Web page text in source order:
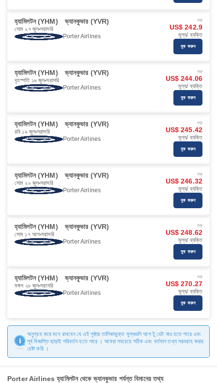
হ্যামিলটন (YHM) ভ্যানকুভার (YVR)
সোম ২৭ জুল সরাসরি
Porter Airlines
শুরু
US$ 242.9
মূল্য/ ব্যক্তি
বুক করুন
হ্যামিলটন (YHM) ভ্যানকুভার (YVR)
বৃহস্পতি ১৬ জুল সরাসরি
Porter Airlines
শুরু
US$ 244.06
মূল্য/ ব্যক্তি
বুক করুন
হ্যামিলটন (YHM) ভ্যানকুভার (YVR)
রবি ১৯ জুল সরাসরি
Porter Airlines
শুরু
US$ 245.42
মূল্য/ ব্যক্তি
বুক করুন
হ্যামিলটন (YHM) ভ্যানকুভার (YVR)
সোম ২০ জুল সরাসরি
Porter Airlines
শুরু
US$ 246.32
মূল্য/ ব্যক্তি
বুক করুন
হ্যামিলটন (YHM) ভ্যানকুভার (YVR)
সোম ১৭ আগ সরাসরি
Porter Airlines
শুরু
US$ 248.62
মূল্য/ ব্যক্তি
বুক করুন
হ্যামিলটন (YHM) ভ্যানকুভার (YVR)
মঙ্গল ২৮ জুল সরাসরি
Porter Airlines
শুরু
US$ 270.27
মূল্য/ ব্যক্তি
বুক করুন
অনুগ্রহ করে মনে রাখবেন যে এই পৃষ্ঠায় তালিকাভুক্ত মূল্যগুলি আপ টু ডেট নাও হতে পারে এবং
পূর্ব বিজ্ঞপ্তি ছাড়াই পরিবর্তন হতে পারে । আমরা সবচেয়ে সঠিক এবং বর্তমান তথ্য সরবরাহ করার
চেষ্টা করি ।
Porter Airlines হ্যামিলটন থেকে ভ্যানকুভার পর্যন্ত বিমানের তথ্য